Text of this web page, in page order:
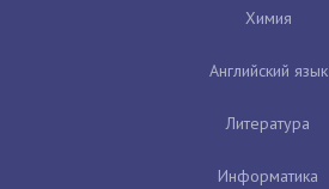
Химия
Английский язык
Литература
Информатика